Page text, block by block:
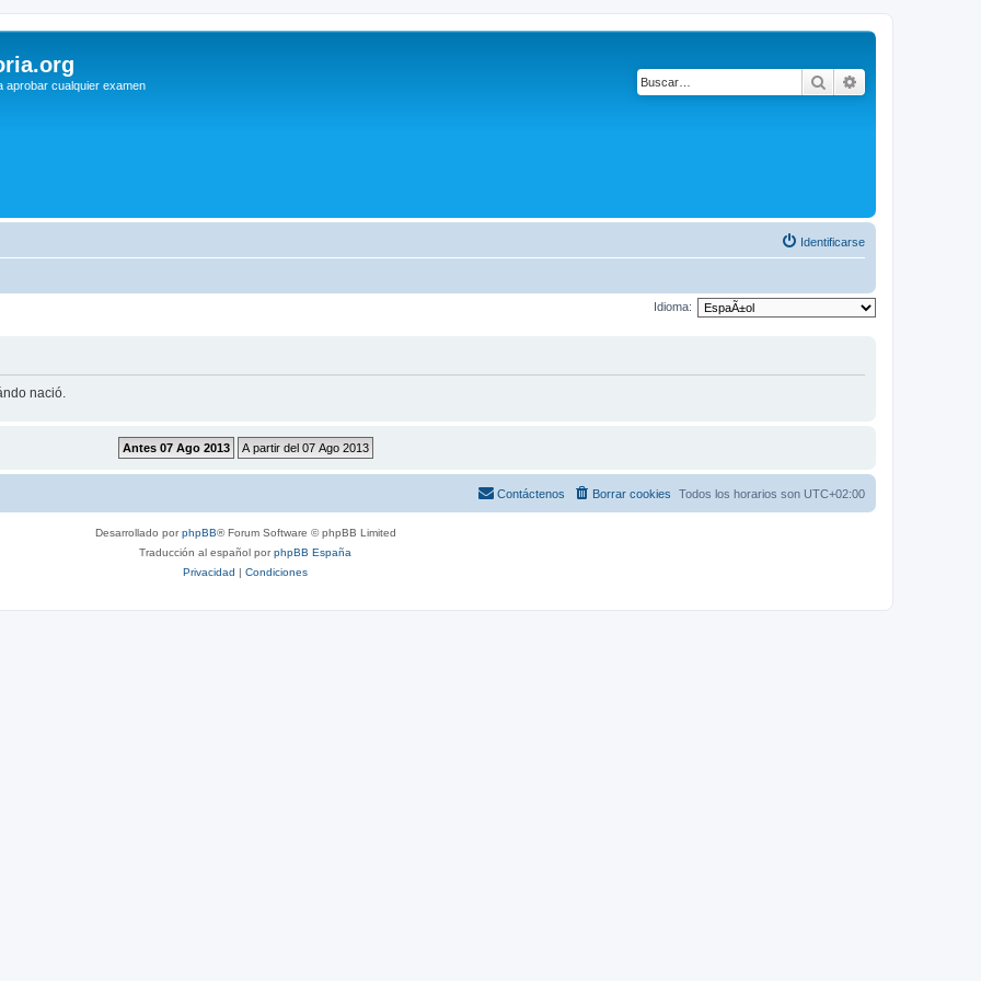
aprobar cualquier examen Buscar
Identificarse
Idioma:
nació.
Todos los horarios son UTC+02:00
Borrar cookies
Contáctenos
Desarrollado porphpBB® Forum Software © phpBB Limited
Traducción al español porphpBB España
Privacidad | Condiciones